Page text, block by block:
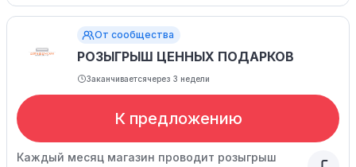
От сообщества
РОЗЫГРЫШ ЦЕННЫХ ПОДАРКОВ
Заканчиваетсячерез 3 недели
К предложению
Каждый месяц магазин проводит розыгрыш